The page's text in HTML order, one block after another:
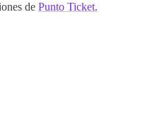
de Punto Ticket.